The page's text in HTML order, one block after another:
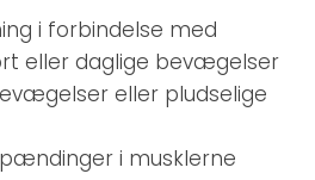
i forbindelse med
eller daglige bevægelser
eller pludselige
i musklerne